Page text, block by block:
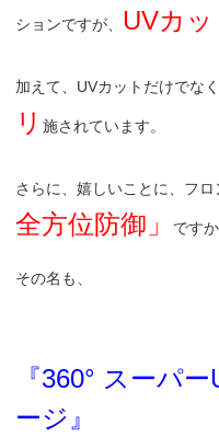
ションですが、 UVカ
加えて、UVカットだけでなく
リ施されています。
さらに、嬉しいことに、フロ
全方位防御」
ですか
その名も、
『360° スーパ
ージ』